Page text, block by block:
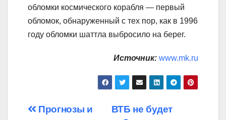
обломки космического корабля — первый
обломок, обнаруженный с тех пор, как в 1996
году обломки шаттла выбросило на берег.
Источник: www.mk.ru
НавигацияВТБ не будет
Прогнозы и